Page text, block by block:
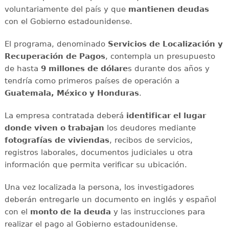
voluntariamente del país y que mantienen deudas
con el Gobierno estadounidense.
El programa, denominado Servicios de Localización y
Recuperación de Pagos, contempla un presupuesto
de hasta 9 millones de dólares durante dos años y
tendría como primeros países de operación a
Guatemala, México y Honduras.
La empresa contratada deberá identificar el lugar
donde viven o trabajan los deudores mediante
fotografías de viviendas, recibos de servicios,
registros laborales, documentos judiciales u otra
información que permita verificar su ubicación.
Una vez localizada la persona, los investigadores
deberán entregarle un documento en inglés y español
con el monto de la deuda y las instrucciones para
realizar el pago al Gobierno estadounidense.